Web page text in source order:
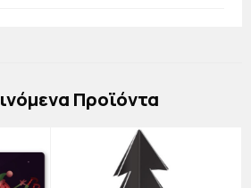
Προϊόντα